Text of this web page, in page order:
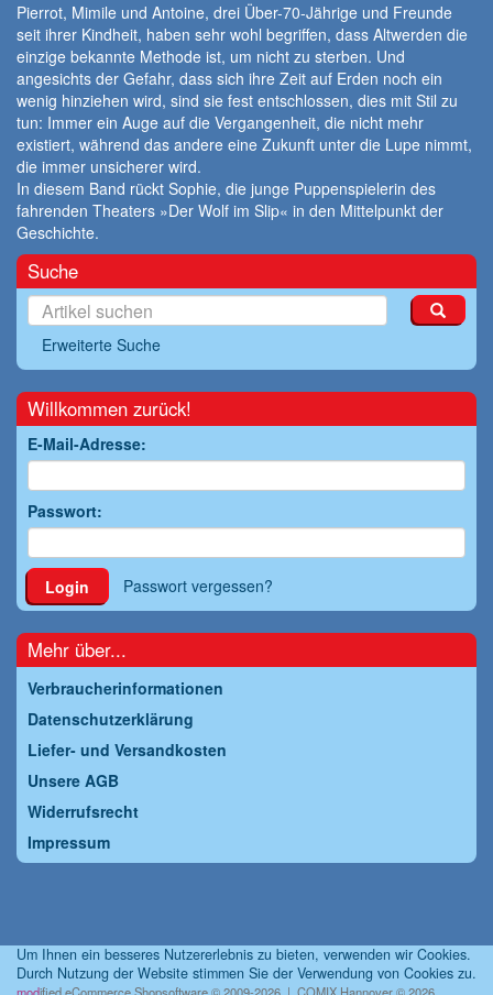
Pierrot, Mimile und Antoine, drei Über-70-Jährige und Freunde
seit ihrer Kindheit, haben sehr wohl begriffen, dass Altwerden die
einzige bekannte Methode ist, um nicht zu sterben. Und
angesichts der Gefahr, dass sich ihre Zeit auf Erden noch ein
wenig hinziehen wird, sind sie fest entschlossen, dies mit Stil zu
tun: Immer ein Auge auf die Vergangenheit, die nicht mehr
existiert, während das andere eine Zukunft unter die Lupe nimmt,
die immer unsicherer wird.
In diesem Band rückt Sophie, die junge Puppenspielerin des
fahrenden Theaters »Der Wolf im Slip« in den Mittelpunkt der
Geschichte.
Suche
Erweiterte Suche
Willkommen zurück!
E-Mail-Adresse:
Passwort:
Login Passwort vergessen?
Mehr über...
Verbraucherinformationen
Datenschutzerklärung
Liefer- und Versandkosten
Unsere AGB
Widerrufsrecht
Impressum
Um Ihnen ein besseres Nutzererlebnis zu bieten, verwenden wir Cookies.
Durch Nutzung der Website stimmen Sie der Verwendung von Cookies zu.